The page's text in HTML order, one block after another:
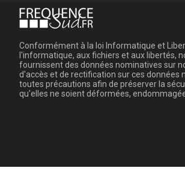
Conformément à la loi Informatique et
l'informatique, aux fichiers et aux libertés,
fournissent des données nominatives sur
d'accès et de rectification sur ces données
toutes précautions afin de préserver la
qu'elles ne soient déformées,